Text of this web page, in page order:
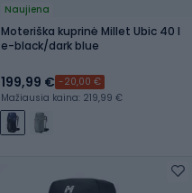
Naujiena
Moteriška kuprinė Millet Ubic 40 l
e-black/dark blue
199,99 € -20,00 €
Mažiausia kaina: 219,99 €